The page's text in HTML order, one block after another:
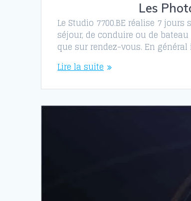
Les
Le Studio 7700.BE réalise 7
séjour, de conduire ou de
que sur rendez-vous. En général
Lire la suite